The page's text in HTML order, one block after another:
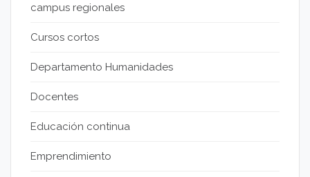
campus regionales
Cursos cortos
Departamento Humanidades
Docentes
Educación continua
Emprendimiento